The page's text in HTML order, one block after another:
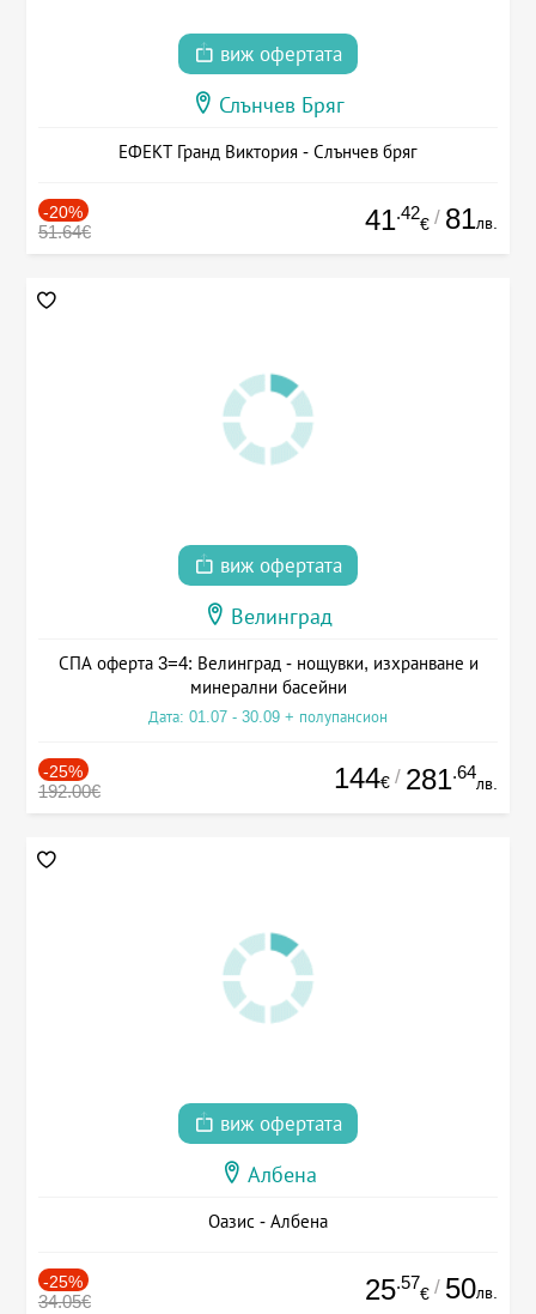
виж офертата
Слънчев Бряг
ЕФЕКТ Гранд Виктория - Слънчев бряг
-20%
51.64€ 41.42
€ / 81лв.
виж офертата
Велинград
СПА оферта 3=4: Велинград - нощувки, изхранване и
минерални басейни
Дата: 01.07 - 30.09 + полупансион
-25%
192.00€ 144€ / 281.64
лв.
виж офертата
Албена
Оазис - Албена
-25%
34.05€ 25.57
€ / 50лв.